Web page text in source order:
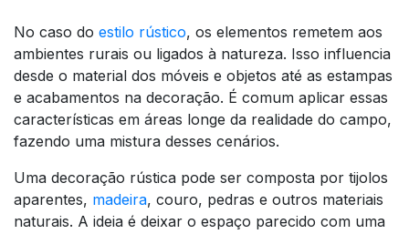
No caso do estilo rústico, os elementos remetem aos
ambientes rurais ou ligados à natureza. Isso influencia
desde o material dos móveis e objetos até as estampas
e acabamentos na decoração. É comum aplicar essas
características em áreas longe da realidade do campo,
fazendo uma mistura desses cenários.
Uma decoração rústica pode ser composta por tijolos
aparentes, madeira, couro, pedras e outros materiais
naturais. A ideia é deixar o espaço parecido com uma